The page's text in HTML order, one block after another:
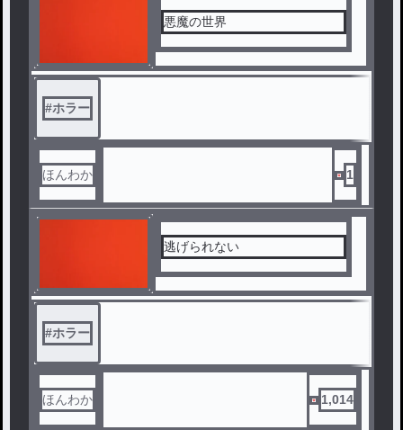
悪魔の世界
#ホラー
ほんわか 1
逃げられない
#ホラー
ほんわか 1,014